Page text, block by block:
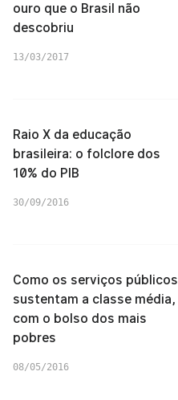
ouro que o Brasil não
descobriu
13/03/2017
Raio X da educação
brasileira: o folclore dos
10% do PIB
30/09/2016
Como os serviços públicos
sustentam a classe média,
com o bolso dos mais
pobres
08/05/2016